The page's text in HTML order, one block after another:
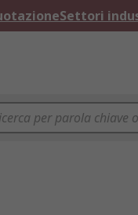
Settori